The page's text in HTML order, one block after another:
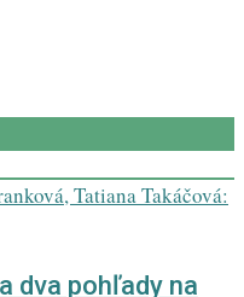
dva pohľady na